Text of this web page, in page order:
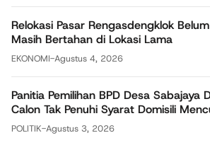
Relokasi Pasar Rengasdengklok
Masih Bertahan di Lokasi Lama
EKONOMI-Agustus 4, 2026
Panitia Pemilihan BPD Desa Sabajaya
Calon Tak Penuhi Syarat Domisili
POLITIK-Agustus 3, 2026